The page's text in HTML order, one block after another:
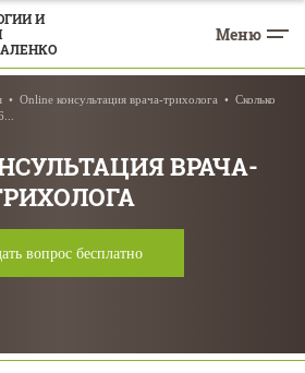
И
Меню
Online консультация врача-трихолога
Сколько
ВРАЧА-
вопрос бесплатно